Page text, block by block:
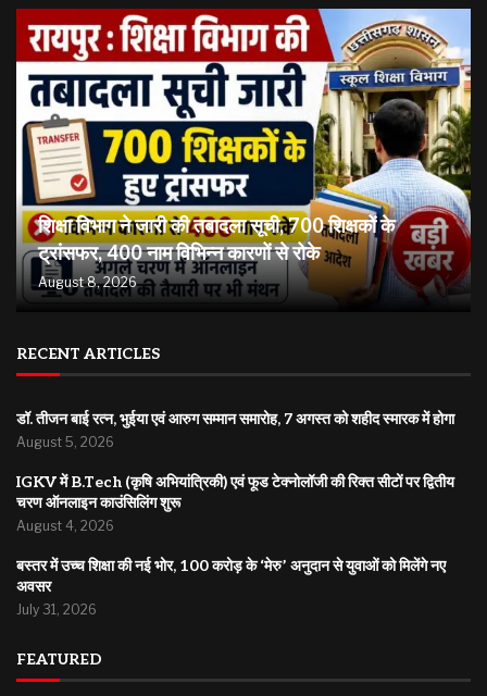
शिक्षा विभाग ने जारी की तबादला सूची, 700 शिक्षकों के
ट्रांसफर, 400 नाम विभिन्न कारणों से रोके
August 8, 2026
RECENT ARTICLES
डॉ. तीजन बाई रत्न, भुईया एवं आरुग सम्मान समारोह, 7 अगस्त को शहीद स्मारक में होगा
August 5, 2026
IGKV में B.Tech (कृषि अभियांत्रिकी) एवं फूड टेक्नोलॉजी की रिक्त सीटों पर द्वितीय
चरण ऑनलाइन काउंसिलिंग शुरू
August 4, 2026
बस्तर में उच्च शिक्षा की नई भोर, 100 करोड़ के ‘मेरु’ अनुदान से युवाओं को मिलेंगे नए
अवसर
July 31, 2026
FEATURED